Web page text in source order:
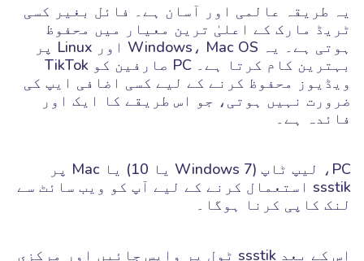
یہ طریقہ عالمی اور آسان ہے۔ فائل بغیر کسی
ٹریڈ مارک کے اعلیٰ ترین معیار میں محفوظ
ہوتی ہے۔ یہ Windows، Mac OS اور Linux پر
بہترین کام کرتا ہے۔ PC صارفین کو TikTok
ویڈیوز محفوظ کرنے کے لیے کسی اضافی ایپ کی
ضرورت نہیں ہوتی، جو اس طریقے کا ایک اور
فائدہ ہے۔
PC، لیپ ٹاپ (Windows 7 یا 10) یا Mac پر
ssstik استعمال کرنے کے لیے آپ کو ویب سائٹ سے
لنک کاپی کرنا ہوگا۔
اس کے بعد ssstik ٹول پر واپس جائیں اور مرکزی